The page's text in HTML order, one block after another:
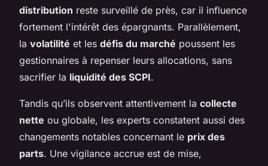
distribution reste surveillé de près, car il influence
fortement l'intérêt des épargnants. Parallèlement,
la volatilité et les défis du marché poussent les
gestionnaires à repenser leurs allocations, sans
sacrifier la liquidité des SCPI.
Tandis qu’ils observent attentivement la collecte
nette ou globale, les experts constatent aussi des
changements notables concernant le prix des
parts. Une vigilance accrue est de mise,